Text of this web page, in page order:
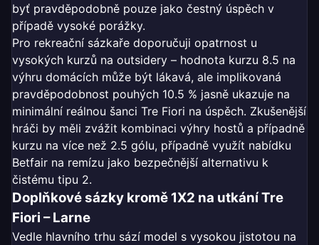
byť pravděpodobně pouze jako čestný úspěch v
případě vysoké porážky.
Pro rekreační sázkaře doporučuji opatrnost u
vysokých kurzů na outsidery – hodnota kurzu 8.5 na
výhru domácích může být lákavá, ale implikovaná
pravděpodobnost pouhých 10.5 % jasně ukazuje na
minimální reálnou šanci Tre Fiori na úspěch. Zkušenější
hráči by měli zvážit kombinaci výhry hostů a případně
kurzu na více než 2.5 gólu, případně využít nabídku
Betfair na remízu jako bezpečnější alternativu k
čistému tipu 2.
Doplňkové sázky kromě 1X2 na utkání Tre
Fiori – Larne
Vedle hlavního trhu sází model s vysokou jistotou na